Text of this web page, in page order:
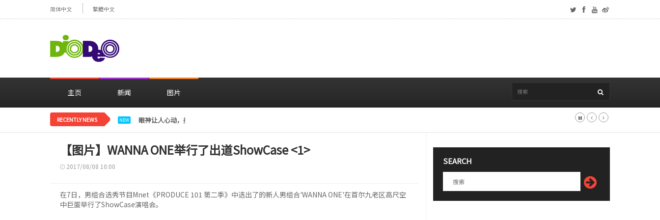
简体中文 繁體中文
主页 新闻 图片
RECENTLY NEWS NEW 眼神让人心动，美貌闪耀……安宥真，就算瞪着看也很漂亮呢
【图片】WANNA ONE举行了出道ShowCase <1>
2017/08/08 10:00
在7日，男组合选秀节目Mnet《PRODUCE 101 第二季》中选出了的新人男组合'WANNA ONE'在首尔九老区高尺空
中巨蛋举行了ShowCase演唱会。
SEARCH